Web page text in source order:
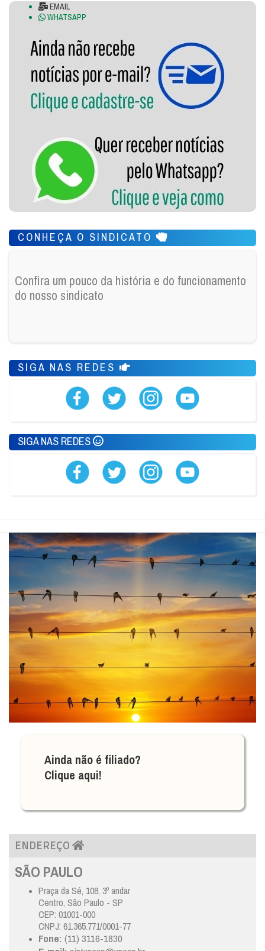
EMAIL
WHATSAPP
CONHEÇA O SINDICATO
Confira um pouco da história e do funcionamento
do nosso sindicato
SIGA NAS REDES
SIGA NAS REDES
Ainda não é filiado?
Clique aqui!
ENDEREÇO
SÃO PAULO
Praça da Sé, 108, 3º andar
Centro, São Paulo - SP
CEP: 01001-000
CNPJ: 61.365.771/0001-77
Fone: (11) 3116-1830